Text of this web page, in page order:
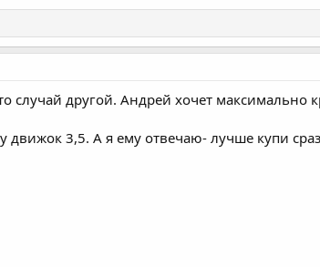
случай другой. Андрей хочет максимально
3,5. А я ему отвечаю- лучше купи